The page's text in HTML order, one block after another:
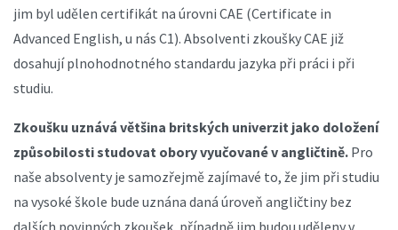
jim byl udělen certifikát na úrovni CAE (Certificate in
Advanced English, u nás C1). Absolventi zkoušky CAE již
dosahují plnohodnotného standardu jazyka při práci i při
studiu.
Zkoušku uznává většina britských univerzit jako doložení
způsobilosti studovat obory vyučované v angličtině. Pro
naše absolventy je samozřejmě zajímavé to, že jim při studiu
na vysoké škole bude uznána daná úroveň angličtiny bez